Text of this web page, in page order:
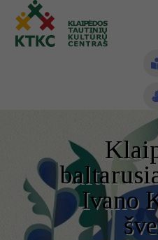
Ivano
Struktūra ir
Veiklos sritys
Administracinė